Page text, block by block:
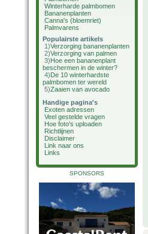
Winterharde palmbomen
Bananenplanten
Canna's (bloemriet)
Palmvarens
Populairste artikels
1)Verzorging bananenplanten
2)Verzorging van palmen
3)Hoe een bananenplant
beschermen in de winter?
4)De 10 winterhardste
palmbomen ter wereld
5)Zaaien van avocado
Handige pagina's
Exoten adressen
Veel gestelde vragen
Hoe foto's uploaden
Richtlijnen
Disclaimer
Link naar ons
Links
SPONSORS